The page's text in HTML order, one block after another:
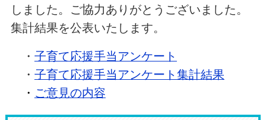
しました。ご協力ありがとうございました。
集計結果を公表いたします。
・ 子育て応援手当アンケート
・ 子育て応援手当アンケート集計結果
・ ご意見の内容